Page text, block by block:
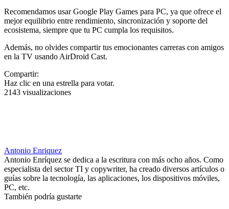
Recomendamos usar Google Play Games para PC, ya que ofrece el
mejor equilibrio entre rendimiento, sincronización y soporte del
ecosistema, siempre que tu PC cumpla los requisitos.
Además, no olvides compartir tus emocionantes carreras con amigos
en la TV usando AirDroid Cast.
Compartir:
Haz clic en una estrella para votar.
2143 visualizaciones
Antonio Enriquez
Antonio Enríquez se dedica a la escritura con más ocho años. Como
especialista del sector TI y copywriter, ha creado diversos artículos o
guías sobre la tecnología, las aplicaciones, los dispositivos móviles,
PC, etc.
También podría gustarte